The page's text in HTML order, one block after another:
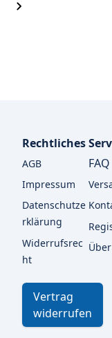
Rechtliches
AGB
Impressum
Datenschutze
rklärung
Widerrufsrec
ht
Vertrag
widerrufen
FAQ